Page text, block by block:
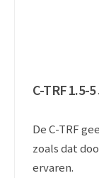
C-TRF 1.5-
De C-TRF
zoals dat
ervaren.